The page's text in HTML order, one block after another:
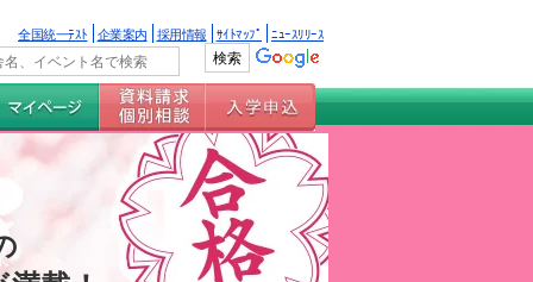
全国統一ﾃｽﾄ 企業案内 採用情報 ｻｲﾄﾏｯﾌﾟ ﾆｭｰｽﾘﾘｰｽ